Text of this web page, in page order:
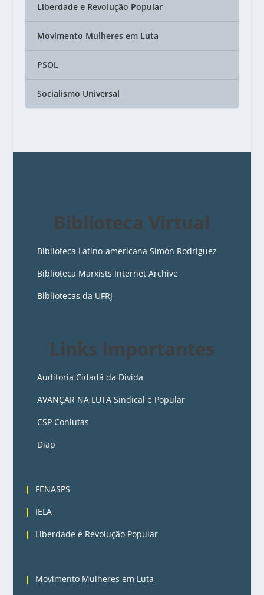
Liberdade e Revolução Popular
Movimento Mulheres em Luta
PSOL
Socialismo Universal
Biblioteca Virtual
Biblioteca Latino-americana Simón Rodriguez
Biblioteca Marxists Internet Archive
Bibliotecas da UFRJ
Links Importantes
Auditoria Cidadã da Dívida
AVANÇAR NA LUTA Sindical e Popular
CSP Conlutas
Diap
FENASPS
IELA
Liberdade e Revolução Popular
Movimento Mulheres em Luta